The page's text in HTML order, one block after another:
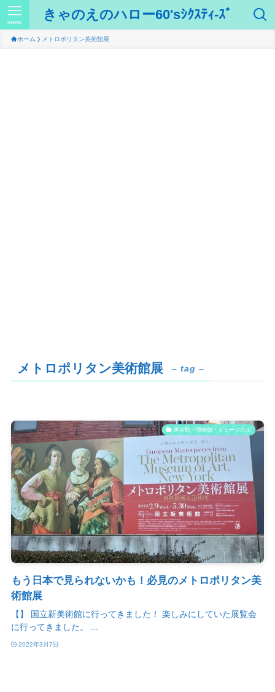
きゃのえのハロー60'sｼｸｽﾃｨ-ｽﾞ
menu
ホーム メトロポリタン美術館展
メトロポリタン美術館展 – tag –
美術館・博物館・ミュージカル
もう日本で見られないかも！必見のメトロポリタン美
術館展
【】 国立新美術館に行ってきました！ 楽しみにしていた展覧会
に行ってきました。 ...
2022年3月7日